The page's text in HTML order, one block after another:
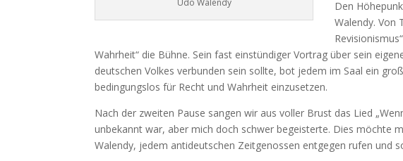
Udo Walendy
Den
Walendy. Von
Wahrheit“ die Bühne. Sein fast einstündiger Vortrag über sein
deutschen Volkes verbunden sein sollte, bot jedem im Saal ein
bedingungslos für Recht und Wahrheit einzusetzen.
Nach der zweiten Pause sangen wir aus voller Brust das Lied
unbekannt war, aber mich doch schwer begeisterte. Dies möchte
Walendy, jedem antideutschen Zeitgenossen entgegen rufen und